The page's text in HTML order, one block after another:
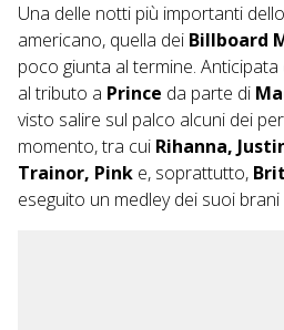
Una delle notti più importanti
americano, quella dei Billboard
poco giunta al termine.
al tributo a Prince da parte di
visto salire sul palco alcuni dei
momento, tra cui Rihanna,
Trainor, Pink e, soprattutto,
eseguito un medley dei suoi brani